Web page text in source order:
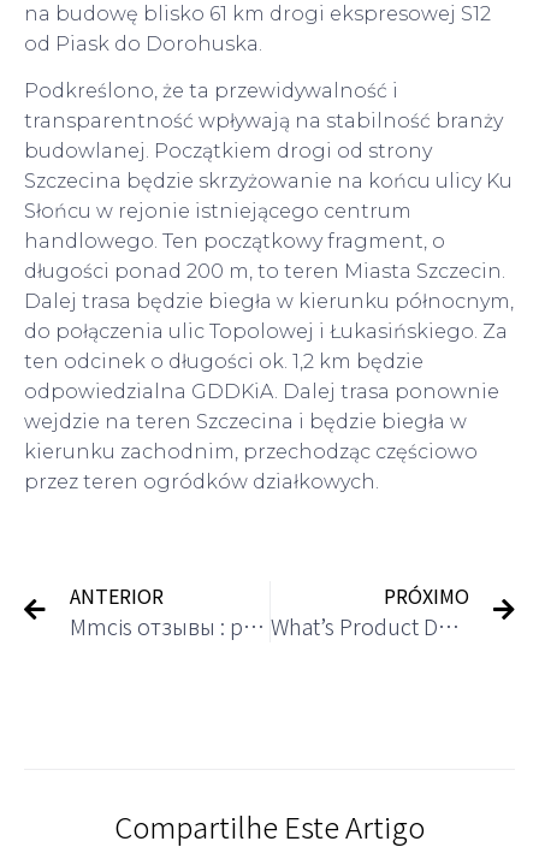
na budowę blisko 61 km drogi ekspresowej S12
od Piask do Dorohuska.
Podkreślono, że ta przewidywalność i
transparentność wpływają na stabilność branży
budowlanej. Początkiem drogi od strony
Szczecina będzie skrzyżowanie na końcu ulicy Ku
Słońcu w rejonie istniejącego centrum
handlowego. Ten początkowy fragment, o
długości ponad 200 m, to teren Miasta Szczecin.
Dalej trasa będzie biegła w kierunku północnym,
do połączenia ulic Topolowej i Łukasińskiego. Za
ten odcinek o długości ok. 1,2 km będzie
odpowiedzialna GDDKiA. Dalej trasa ponownie
wejdzie na teren Szczecina i będzie biegła w
kierunku zachodnim, przechodząc częściowo
przez teren ogródków działkowych.
ANTERIOR
Mmcis отзывы : разоблачение инвестиционного брокера Ммсис Инвестментс
PRÓXIMO
What’s Product Development? The 6 Stage Course Of 2024
Compartilhe Este Artigo